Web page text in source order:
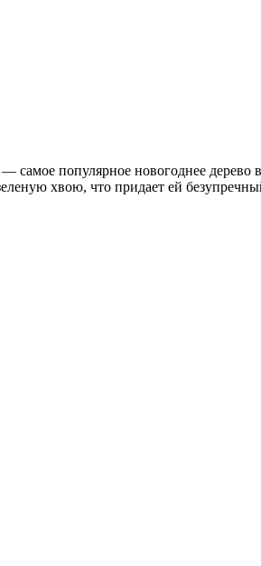
самое популярное новогоднее
хвою, что придает ей